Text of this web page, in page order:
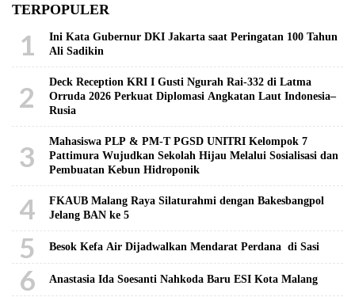
TERPOPULER
1
Ini Kata Gubernur DKI Jakarta saat Peringatan 100 Tahun
Ali Sadikin
2
Deck Reception KRI I Gusti Ngurah Rai-332 di Latma
Orruda 2026 Perkuat Diplomasi Angkatan Laut Indonesia–
Rusia
3
Mahasiswa PLP & PM-T PGSD UNITRI Kelompok 7
Pattimura Wujudkan Sekolah Hijau Melalui Sosialisasi dan
Pembuatan Kebun Hidroponik
4
FKAUB Malang Raya Silaturahmi dengan Bakesbangpol
Jelang BAN ke 5
5 Besok Kefa Air Dijadwalkan Mendarat Perdana di Sasi
6 Anastasia Ida Soesanti Nahkoda Baru ESI Kota Malang